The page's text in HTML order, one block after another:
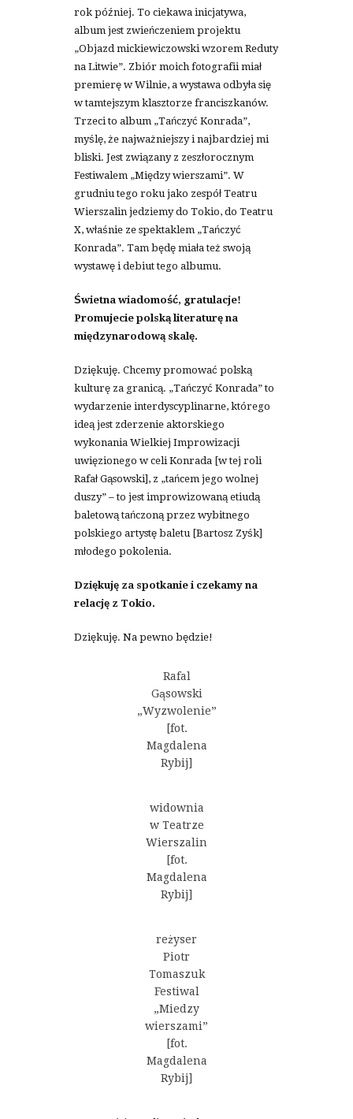
rok później. To ciekawa inicjatywa,
album jest zwieńczeniem projektu
„Objazd mickiewiczowski wzorem Reduty
na Litwie”. Zbiór moich fotografii miał
premierę w Wilnie, a wystawa odbyła się
w tamtejszym klasztorze franciszkanów.
Trzeci to album „Tańczyć Konrada”,
myślę, że najważniejszy i najbardziej mi
bliski. Jest związany z zeszłorocznym
Festiwalem „Między wierszami”. W
grudniu tego roku jako zespół Teatru
Wierszalin jedziemy do Tokio, do Teatru
X, właśnie ze spektaklem „Tańczyć
Konrada”. Tam będę miała też swoją
wystawę i debiut tego albumu.
Świetna wiadomość, gratulacje!
Promujecie polską literaturę na
międzynarodową skalę.
Dziękuję. Chcemy promować polską
kulturę za granicą. „Tańczyć Konrada” to
wydarzenie interdyscyplinarne, którego
ideą jest zderzenie aktorskiego
wykonania Wielkiej Improwizacji
uwięzionego w celi Konrada [w tej roli
Rafał Gąsowski], z „tańcem jego wolnej
duszy” – to jest improwizowaną etiudą
baletową tańczoną przez wybitnego
polskiego artystę baletu [Bartosz Zyśk]
młodego pokolenia.
Dziękuję za spotkanie i czekamy na
relację z Tokio.
Dziękuję. Na pewno będzie!
Rafal
Gąsowski
„Wyzwolenie”
[fot.
Magdalena
Rybij]
widownia
w Teatrze
Wierszalin
[fot.
Magdalena
Rybij]
reżyser
Piotr
Tomaszuk
Festiwal
„Miedzy
wierszami”
[fot.
Magdalena
Rybij]